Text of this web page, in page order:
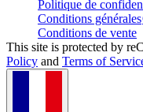
Politique de
Conditions générales
Conditions de vente
This site is protected by
Policy and Terms of